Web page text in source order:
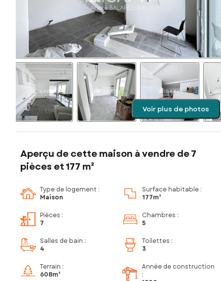
Voir plus de photos
Aperçu de cette maison à vendre de 7
pièces et 177 m²
Type de logement :
Maison
Surface habitable :
177m²
Pièces :
7
Chambres :
5
Salles de bain :
4
Toilettes :
3
Terrain :
608m²
Année de construction
: